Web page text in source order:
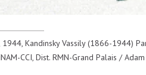
1944, Kandinsky Vassily (1866-1944)
CCI, Dist. RMN-Grand Palais /